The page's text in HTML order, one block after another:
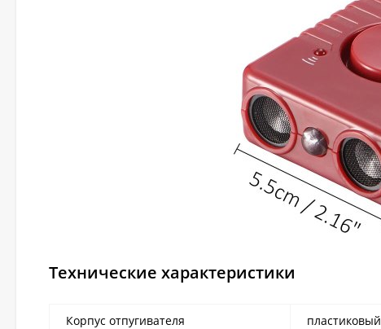
Технические характеристики
Корпус отпугивателя пластиковый